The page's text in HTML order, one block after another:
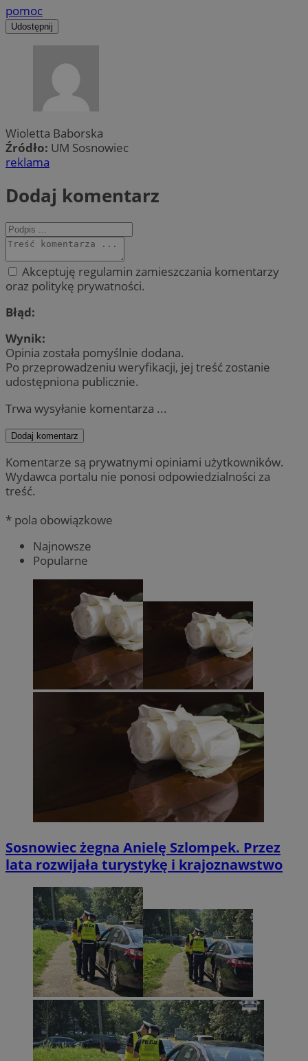
pomoc
Udostępnij
Wioletta Baborska
Źródło: UM Sosnowiec
reklama
Dodaj komentarz
Akceptuję regulamin zamieszczania komentarzy
oraz politykę prywatności.
Błąd:
Wynik:
Opinia została pomyślnie dodana.
Po przeprowadzeniu weryfikacji, jej treść zostanie
udostępniona publicznie.
Trwa wysyłanie komentarza ...
Dodaj komentarz
Komentarze są prywatnymi opiniami użytkowników.
Wydawca portalu nie ponosi odpowiedzialności za
treść.
* pola obowiązkowe
Najnowsze
Popularne
Sosnowiec żegna Anielę Szlompek. Przez
lata rozwijała turystykę i krajoznawstwo